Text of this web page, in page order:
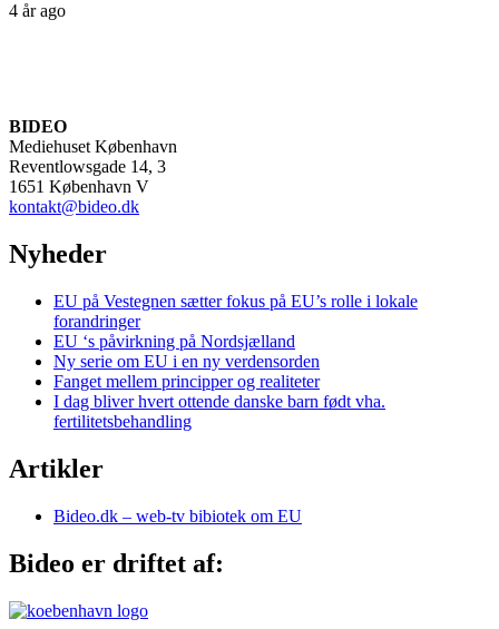
4 år ago
BIDEO
Mediehuset København
Reventlowsgade 14, 3
1651 København V
kontakt@bideo.dk
Nyheder
EU på Vestegnen sætter fokus på EU’s rolle i lokale
forandringer
EU ‘s påvirkning på Nordsjælland
Ny serie om EU i en ny verdensorden
Fanget mellem principper og realiteter
I dag bliver hvert ottende danske barn født vha.
fertilitetsbehandling
Artikler
Bideo.dk – web-tv bibiotek om EU
Bideo er driftet af: